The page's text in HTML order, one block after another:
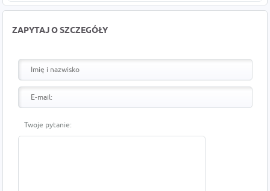
ZAPYTAJ O SZCZEGÓŁY
Twoje pytanie: